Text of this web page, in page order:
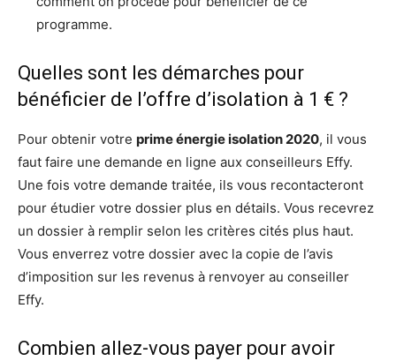
programme.
Quelles sont les démarches pour
bénéficier de l’offre d’isolation à 1 € ?
Pour obtenir votre prime énergie isolation 2020, il vous
faut faire une demande en ligne aux conseilleurs Effy.
Une fois votre demande traitée, ils vous recontacteront
pour étudier votre dossier plus en détails. Vous recevrez
un dossier à remplir selon les critères cités plus haut.
Vous enverrez votre dossier avec la copie de l’avis
d’imposition sur les revenus à renvoyer au conseiller
Effy.
Combien allez-vous payer pour avoir